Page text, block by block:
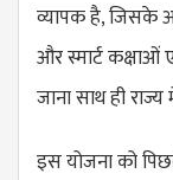
व्यापक है, जिसके
और स्मार्ट कक्षाओं
जाना साथ ही
इस योजना को